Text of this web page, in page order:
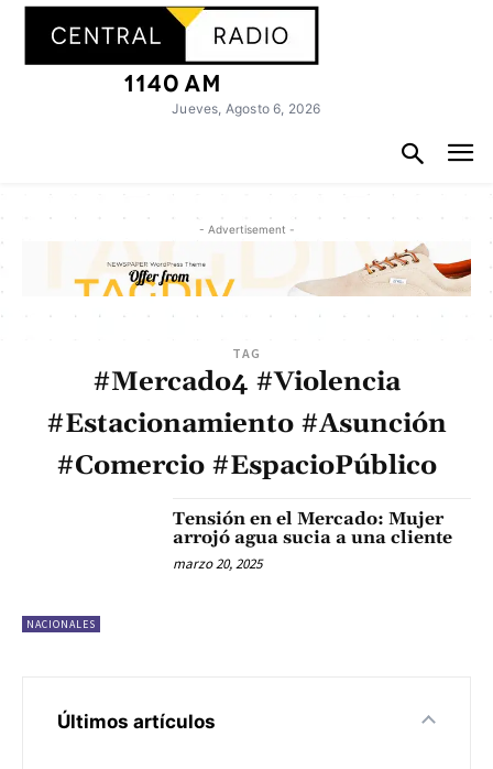
Jueves, Agosto 6, 2026
- Advertisement -
TAG
#Mercado4 #Violencia
#Estacionamiento #Asunción
#Comercio #EspacioPúblico
NACIONALES
Tensión en el Mercado: Mujer
arrojó agua sucia a una cliente
marzo 20, 2025
Últimos artículos